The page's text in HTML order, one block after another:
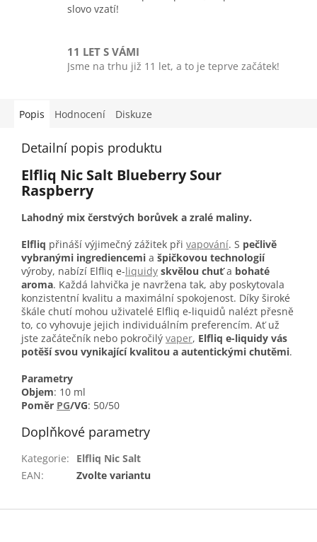
slovo vzatí!
11 LET S VÁMI
Jsme na trhu již 11 let, a to je teprve začátek!
Popis Hodnocení Diskuze
Detailní popis produktu
Elfliq Nic Salt Blueberry Sour
Raspberry
Lahodný mix čerstvých borůvek a zralé maliny.
Elfliq přináší výjimečný zážitek při vapování. S pečlivě
vybranými ingrediencemi a špičkovou technologií
výroby, nabízí Elfliq e-liquidy skvělou chuťa bohaté
aroma. Každá lahvička je navržena tak, aby poskytovala
konzistentní kvalitu a maximální spokojenost. Díky široké
škále chutí mohou uživatelé Elfliq e-liquidů nalézt přesně
to, co vyhovuje jejich individuálním preferencím. Ať už
jste začátečník nebo pokročilý vaper, Elfliq e-liquidy vás
potěší svou vynikající kvalitou a autentickými chutěmi.
Parametry
Objem: 10 ml
Poměr PG/VG: 50/50
Doplňkové parametry
Kategorie:
Elfliq Nic Salt
EAN: Zvolte variantu
Z